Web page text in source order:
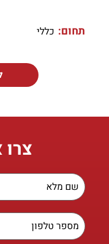
תחום: כללי